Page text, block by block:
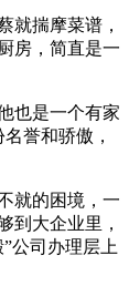
揣摩菜谱，
房，简直是一
也是一个有家
誉和骄傲，
就的困境，一
到大企业里，
公司办理层上